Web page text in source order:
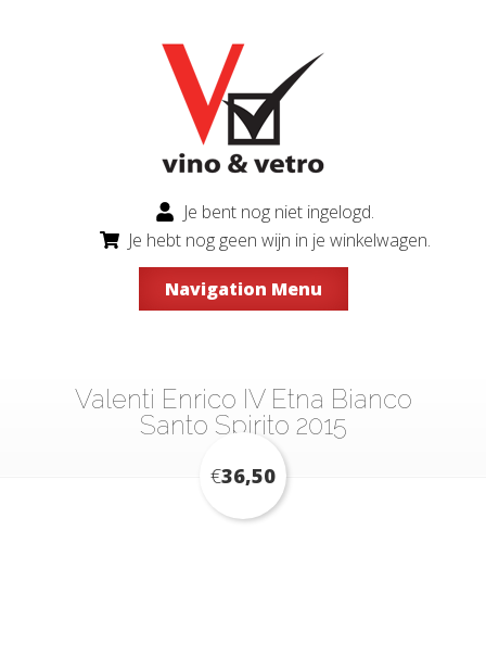
Je bent nog niet ingelogd.
Je hebt nog geen wijn in je winkelwagen.
Navigation Menu
Valenti Enrico IV Etna Bianco
Santo Spirito 2015
€36,50